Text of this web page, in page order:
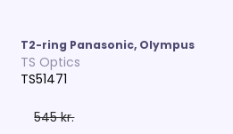
T2-ring Panasonic, Olympus
TS Optics
TS51471
545 kr.